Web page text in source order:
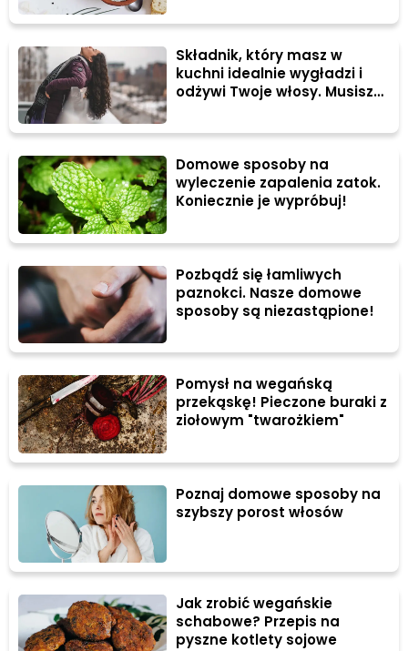
Składnik, który masz w
kuchni idealnie wygładzi i
odżywi Twoje włosy. Musisz
Domowe sposoby na
wyleczenie zapalenia zatok.
Koniecznie je wypróbuj!
Pozbądź się łamliwych
paznokci. Nasze domowe
sposoby są niezastąpione!
Pomysł na wegańską
przekąskę! Pieczone buraki z
ziołowym "twarożkiem"
Poznaj domowe sposoby na
szybszy porost włosów
Jak zrobić wegańskie
schabowe? Przepis na
pyszne kotlety sojowe